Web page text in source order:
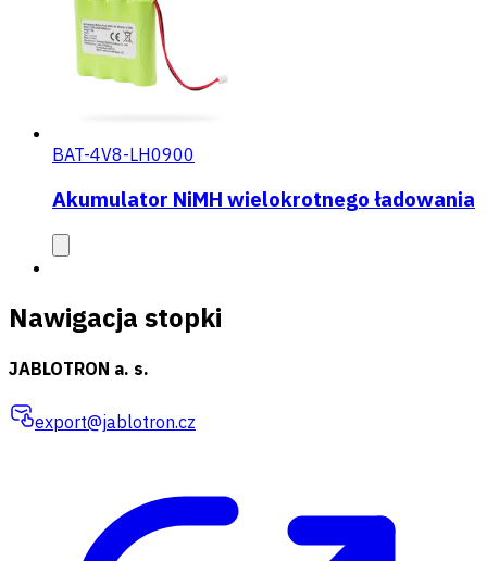
BAT-4V8-LH0900
Akumulator NiMH wielokrotnego ładowania
Nawigacja stopki
JABLOTRON a. s.
export@jablotron.cz